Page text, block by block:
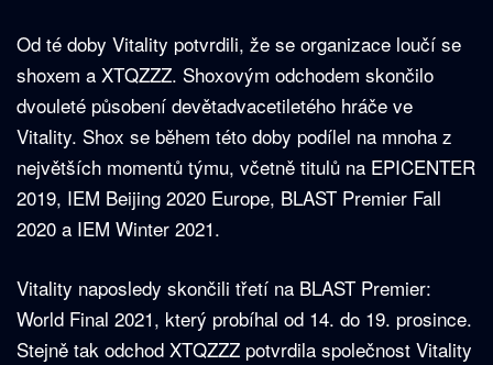
Od té doby Vitality potvrdili, že se organizace loučí se
shoxem a XTQZZZ. Shoxovým odchodem skončilo
dvouleté působení devětadvacetiletého hráče ve
Vitality. Shox se během této doby podílel na mnoha z
největších momentů týmu, včetně titulů na EPICENTER
2019, IEM Beijing 2020 Europe, BLAST Premier Fall
2020 a IEM Winter 2021.
Vitality naposledy skončili třetí na BLAST Premier:
World Final 2021, který probíhal od 14. do 19. prosince.
Stejně tak odchod XTQZZZ potvrdila společnost Vitality